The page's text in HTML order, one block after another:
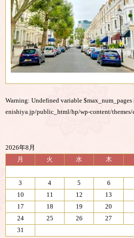
Warning: Undefined variable
enishiya.jp/public_html/hp/wp-content/
2026年8月
月
火 水 木
3
4 5 6
10
11 12 13
17
18 19 20
24
25 26 27
31